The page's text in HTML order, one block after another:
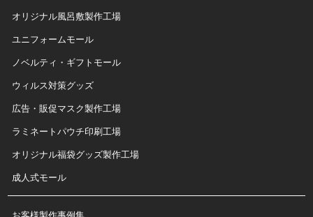
オリジナル風呂敷製作工場
ユニフォームモール
ノベルティ・ギフトモール
ウィルス対策グッズ
広告・販促マスク製作工場
ラミネートパウチ印刷工場
オリジナル福袋グッズ製作工場
成人式モール